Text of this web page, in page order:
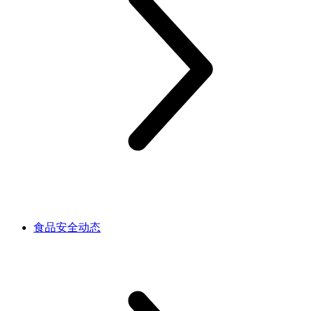
食品安全动态